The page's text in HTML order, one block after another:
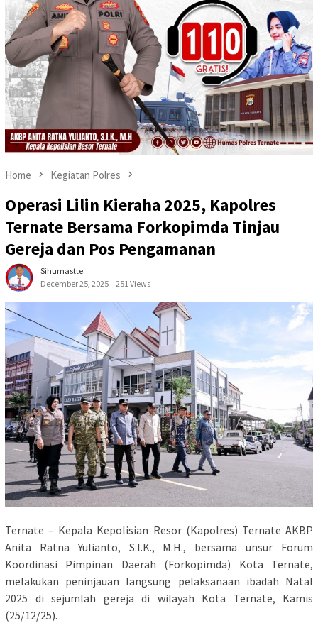
Home Kegiatan Polres
Operasi Lilin Kieraha 2025, Kapolres
Ternate Bersama Forkopimda Tinjau
Gereja dan Pos Pengamanan
Sihumastte
December 25, 2025
251 Views
Ternate – Kepala Kepolisian Resor (Kapolres) Ternate AKBP
Anita Ratna Yulianto, S.I.K., M.H., bersama unsur Forum
Koordinasi Pimpinan Daerah (Forkopimda) Kota Ternate,
melakukan peninjauan langsung pelaksanaan ibadah Natal
2025 di sejumlah gereja di wilayah Kota Ternate, Kamis
(25/12/25).